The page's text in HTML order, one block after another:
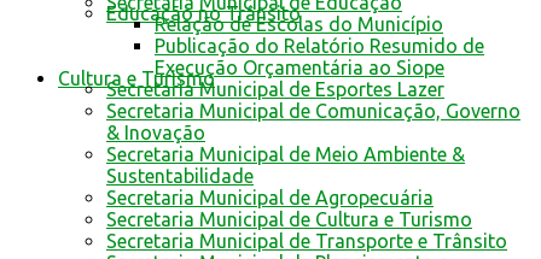
Educação no Trânsito
Cultura e Turismo
Relação de Escolas do Município
Publicação do Relatório Resumido de
Execução Orçamentária ao Siope
Secretaria Municipal de Esportes Lazer
Secretaria Municipal de Comunicação, Governo
& Inovação
Secretaria Municipal de Meio Ambiente &
Sustentabilidade
Secretaria Municipal de Agropecuária
Secretaria Municipal de Cultura e Turismo
Secretaria Municipal de Transporte e Trânsito